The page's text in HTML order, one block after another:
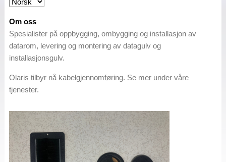
Om oss
Spesialister på oppbygging, ombygging og installasjon av
datarom, levering og montering av datagulv og
installasjonsgulv.
Olaris tilbyr nå kabelgjennomføring. Se mer under våre
tjenester.